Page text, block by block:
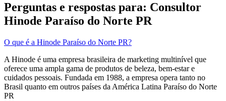
Perguntas e respostas para: Consultor
Hinode Paraíso do Norte PR
O que é a Hinode Paraíso do Norte PR?
A Hinode é uma empresa brasileira de marketing multinível que
oferece uma ampla gama de produtos de beleza, bem-estar e
cuidados pessoais. Fundada em 1988, a empresa opera tanto no
Brasil quanto em outros países da América Latina​ Paraíso do Norte
PR